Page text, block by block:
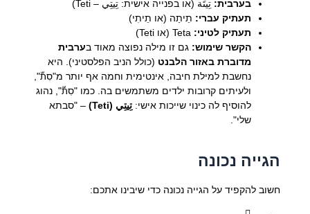
בערבית: تِيتَة (או בפנייה אישית: تِيتِي – Teti)
תעתיק עברי: תֵיתַה (או תֵיתִי)
תעתיק לטיני:
הקשר שימוש: גם זו מילה נפוצה מאוד בערבית
מדוברת באזור הלבנט (כולל הניב הפלסטיני). היא
נחשבת למילת חיבה, אינטימית וחמה אף יותר מ"סִתّ",
ולעיתים קרובות ילדים משתמשים בה. כמו "סִתّ", נהוג
להוסיף לה כינוי שייכות אישי: تِيتِي (Teti)
– "סבתא
שלי".
הגייה נכונה
חשוב להקפיד על הגייה נכונה כדי שיבינו אתכם: